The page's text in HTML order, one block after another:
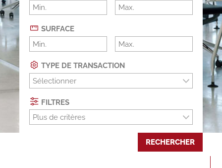
SURFACE
TYPE DE TRANSACTION
Sélectionner
FILTRES
Plus de critères
RECHERCHER